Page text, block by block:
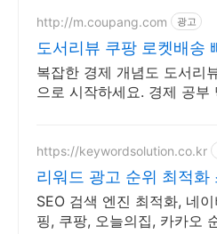
http://m.coupang.com 광고
도서리뷰 쿠팡 로켓배송
복잡한 경제 개념도 도서리
으로 시작하세요. 경제 공부
https://keywordsolution.co.kr
리워드 광고 순위 최적화
어 순위 광고 전문
SEO 검색 엔진 최적화, 네
핑, 쿠팡, 오늘의집, 카카오